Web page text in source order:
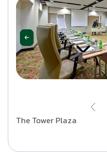
The Tower Plaza